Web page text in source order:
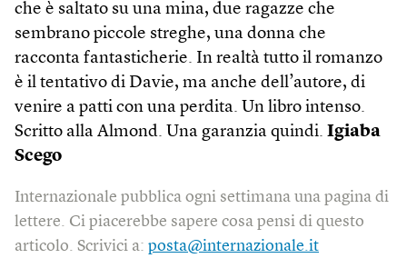
che è saltato su una mina, due ragazze che
sembrano piccole streghe, una donna che
racconta fantasticherie. In realtà tutto il romanzo
è il tentativo di Davie, ma anche dell’autore, di
venire a patti con una perdita. Un libro intenso.
Scritto alla Almond. Una garanzia quindi. Igiaba
Scego
Internazionale pubblica ogni settimana una pagina di
lettere. Ci piacerebbe sapere cosa pensi di questo
articolo. Scrivici a: posta@internazionale.it